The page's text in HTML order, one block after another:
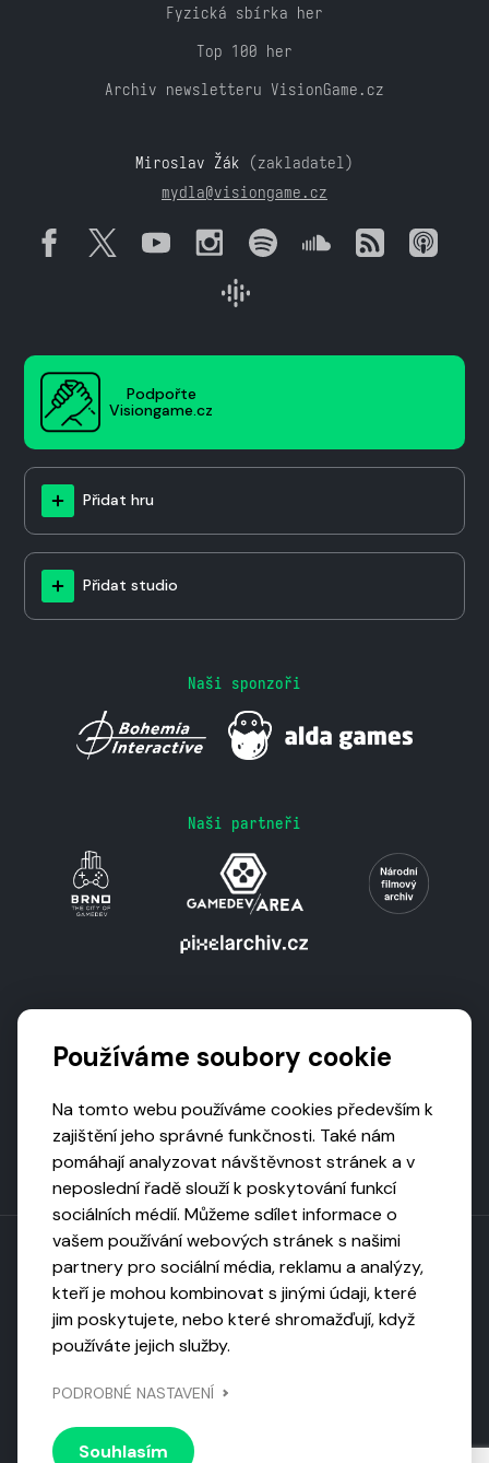
Fyzická sbírka her
Top 100 her
Archiv newsletteru VisionGame.cz
Miroslav Žák (zakladatel)
mydla@visiongame.cz
Podpořte
Visiongame.cz
Přidat hru
Přidat studio
Naši sponzoři
Naši partneři
Toto dílo podléhá licenci CC BY-NC-ND
Uveďte původ, neužívejte komerčně, nezpracovávejte.
Národní knihovnou ČR
© 2026 Visiongame. Všechna práva vyhrazena.
Používáme soubory cookie
Na tomto webu používáme cookies především k
zajištění jeho správné funkčnosti. Také nám
pomáhají analyzovat návštěvnost stránek a v
neposlední řadě slouží k poskytování funkcí
sociálních médií. Můžeme sdílet informace o
vašem používání webových stránek s našimi
partnery pro sociální média, reklamu a analýzy,
kteří je mohou kombinovat s jinými údaji, které
jim poskytujete, nebo které shromažďují, když
používáte jejich služby.
PODROBNÉ NASTAVENÍ
Souhlasím